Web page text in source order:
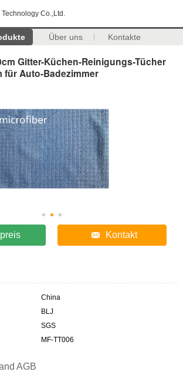
Technology Co.,Ltd.
Über uns Kontakte
Gitter-Küchen-Reinigungs-Tücher
für Auto-Badezimmer
Kontakt
China
BLJ
SGS
MF-TT006
AGB